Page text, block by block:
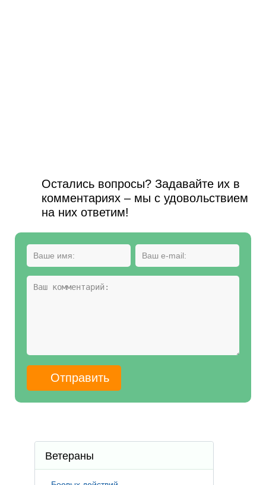
Остались вопросы? Задавайте их в
комментариях – мы с удовольствием
на них ответим!
Ветераны